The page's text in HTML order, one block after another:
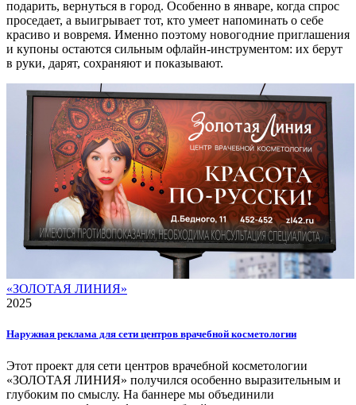
подарить, вернуться в город. Особенно в январе, когда спрос
проседает, а выигрывает тот, кто умеет напоминать о себе
красиво и вовремя. Именно поэтому новогодние приглашения
и купоны остаются сильным офлайн-инструментом: их берут
в руки, дарят, сохраняют и показывают.
«ЗОЛОТАЯ ЛИНИЯ»
2025
Наружная реклама для сети центров врачебной косметологии
Этот проект для сети центров врачебной косметологии
«ЗОЛОТАЯ ЛИНИЯ» получился особенно выразительным и
глубоким по смыслу. На баннере мы объединили